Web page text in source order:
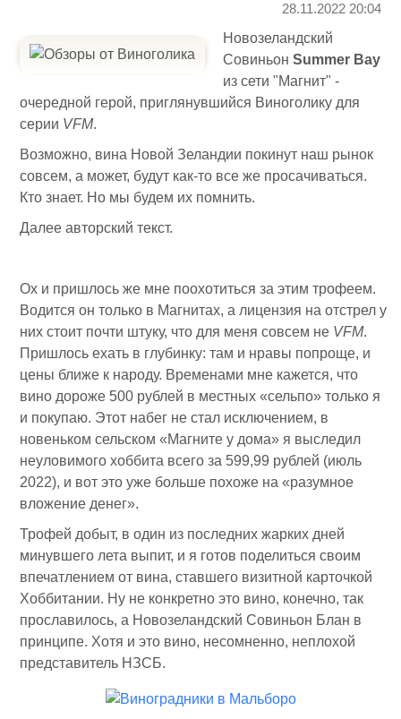
28.11.2022 20:04
Новозеландский
Совиньон Summer Bay
из сети "Магнит" -
очередной герой, приглянувшийся Виноголику для
серии VFM.
Возможно, вина Новой Зеландии покинут наш рынок
совсем, а может, будут как-то все же просачиваться.
Кто знает. Но мы будем их помнить.
Далее авторский текст.
Ох и пришлось же мне поохотиться за этим трофеем.
Водится он только в Магнитах, а лицензия на отстрел у
них стоит почти штуку, что для меня совсем не VFM.
Пришлось ехать в глубинку: там и нравы попроще, и
цены ближе к народу. Временами мне кажется, что
вино дороже 500 рублей в местных «сельпо» только я
и покупаю. Этот набег не стал исключением, в
новеньком сельском «Магните у дома» я выследил
неуловимого хоббита всего за 599,99 рублей (июль
2022), и вот это уже больше похоже на «разумное
вложение денег».
Трофей добыт, в один из последних жарких дней
минувшего лета выпит, и я готов поделиться своим
впечатлением от вина, ставшего визитной карточкой
Хоббитании. Ну не конкретно это вино, конечно, так
прославилось, а Новозеландский Совиньон Блан в
принципе. Хотя и это вино, несомненно, неплохой
представитель НЗСБ.